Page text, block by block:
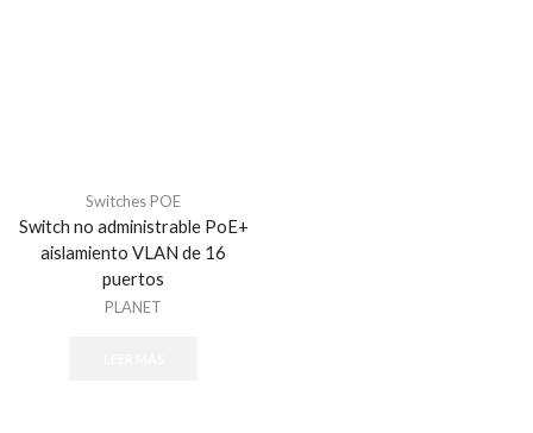
Switches POE
Switch no administrable PoE+
aislamiento VLAN de 16
puertos
PLANET